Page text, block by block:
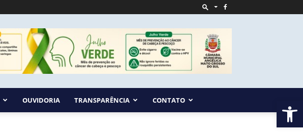
OUVIDORIA TRANSPARÊNCIA CONTATO